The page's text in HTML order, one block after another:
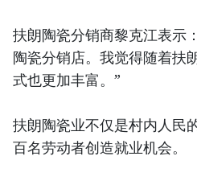
扶朗陶瓷分销商黎克江表示
陶瓷分销店。我觉得随着扶
式也更加丰富。”
扶朗陶瓷业不仅是村内人民
百名劳动者创造就业机会。